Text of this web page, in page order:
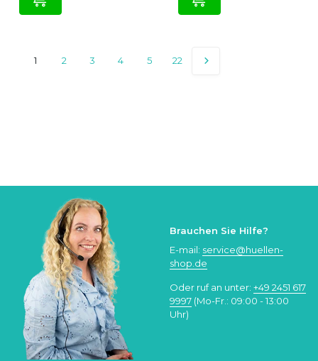
1 2 3 4 5 22
Brauchen Sie Hilfe?
E-mail: service@huellen-
shop.de
Oder ruf an unter: +49 2451 617
9997 (Mo-Fr.: 09:00 - 13:00
Uhr)